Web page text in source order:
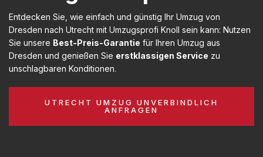
Entdecken Sie, wie einfach und günstig Ihr Umzug von
Dresden nach Utrecht mit Umzugsprofi Knoll sein kann: Nutzen
Sie unsere Best-Preis-Garantie für Ihren Umzug aus
Dresden und genießen Sie erstklassigen Service zu
unschlagbaren Konditionen.
UTRECHT UMZUG UNVERBINDLICH
ANFRAGEN